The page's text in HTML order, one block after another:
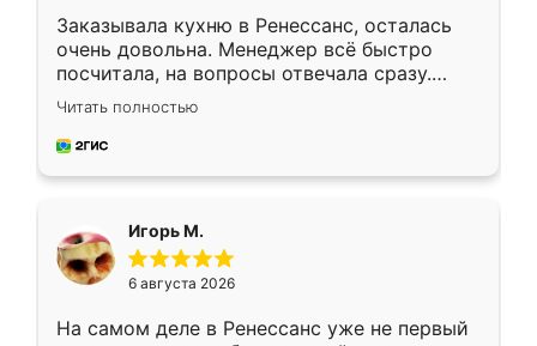
Заказывала кухню в Ренессанс, осталась
очень довольна. Менеджер всё быстро
посчитала, на вопросы отвечала сразу.
Замерщик приехал в субботу, подошёл к
делу со всей ответственностью. Собрали
за день, ребята работали аккуратно, даже
Читать полностью
Игорь М.
6 августа 2026
На самом деле в Ренессанс уже не первый